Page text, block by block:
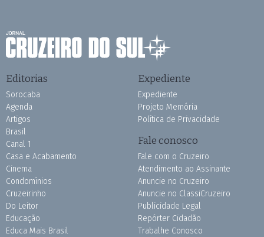
Editorias
Sorocaba
Agenda
Artigos
Brasil
Canal 1
Casa e Acabamento
Cinema
Condomínios
Cruzeirinho
Do Leitor
Educação
Educa Mais Brasil
Expediente
Expediente
Projeto Memória
Política de Privacidade
Fale conosco
Fale com o Cruzeiro
Atendimento ao Assinante
Anuncie no Cruzeiro
Anuncie no ClassiCruzeiro
Publicidade Legal
Repórter Cidadão
Trabalhe Conosco